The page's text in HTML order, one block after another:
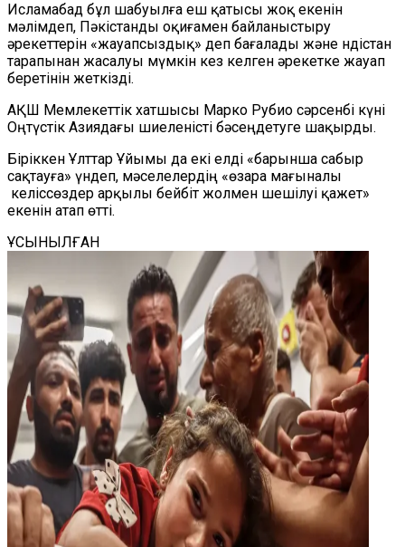
Исламабад бұл шабуылға еш қатысы жоқ екенін
мәлімдеп, Пәкістанды оқиғамен байланыстыру
әрекеттерін «жауапсыздық» деп бағалады және Үндістан
тарапынан жасалуы мүмкін кез келген әрекетке жауап
беретінін жеткізді.
АҚШ Мемлекеттік хатшысы Марко Рубио сәрсенбі күні
Оңтүстік Азиядағы шиеленісті бәсеңдетуге шақырды.
Біріккен Ұлттар Ұйымы да екі елді «барынша сабыр
сақтауға» үндеп, мәселелердің «өзара мағыналы
келіссөздер арқылы бейбіт жолмен шешілуі қажет»
екенін атап өтті.
ҰСЫНЫЛҒАН